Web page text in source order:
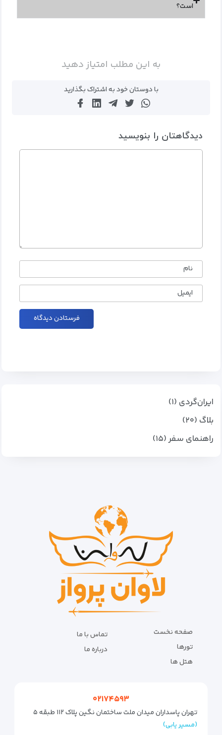
است؟
به این مطلب امتیاز دهید
با دوستان خود به اشتراک بگذارید
دیدگاهتان را بنویسید
نام
ایمیل
ایران‌گردی (۱)
بلاگ (۲۰)
راهنمای سفر (۱۵)
صفحه نخست
تورها
هتل ها
تماس با ما
درباره ما
۰۲۱۷۴۵۹۳
تهران پاسداران میدان ملت ساختمان نگین پلاک ۱۱۲ طبقه ۵
(مسیر یابی)